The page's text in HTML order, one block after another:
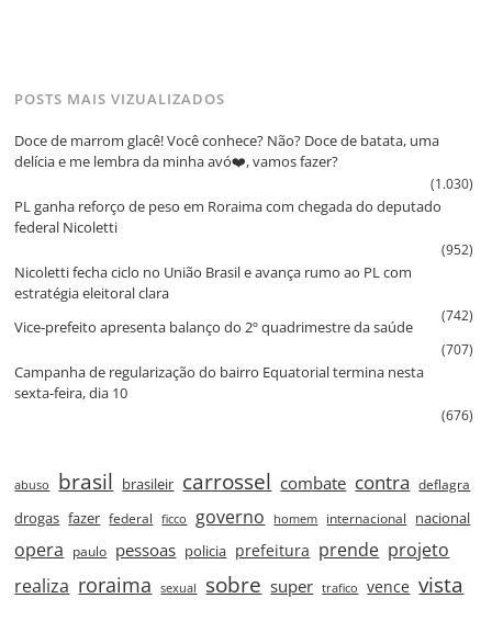
POSTS MAIS VIZUALIZADOS
Doce de marrom glacê! Você conhece? Não? Doce de batata, uma
delícia e me lembra da minha avó❤️, vamos fazer?
(1.030)
PL ganha reforço de peso em Roraima com chegada do deputado
federal Nicoletti
(952)
Nicoletti fecha ciclo no União Brasil e avança rumo ao PL com
estratégia eleitoral clara
(742)
Vice‑prefeito apresenta balanço do 2º quadrimestre da saúde
(707)
Campanha de regularização do bairro Equatorial termina nesta
sexta‑feira, dia 10
(676)
abuso brasil brasileir carrossel combate contra deflagra
drogas fazer federal ficco governo homem internacional nacional
opera paulo pessoas policia prefeitura prende projeto
realiza roraima sexual sobre super trafico vence vista